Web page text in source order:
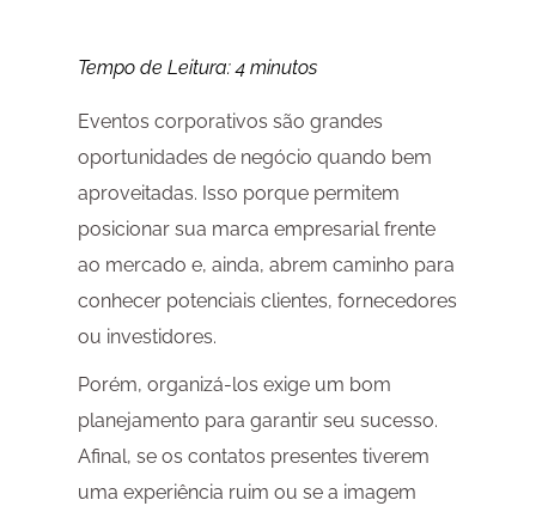
Tempo de Leitura:4 minutos
Eventos corporativos são grandes
oportunidades de negócio quando bem
aproveitadas. Isso porque permitem
posicionar sua marca empresarial frente
ao mercado e, ainda, abrem caminho para
conhecer potenciais clientes, fornecedores
ou investidores.
Porém, organizá-los exige um bom
planejamento para garantir seu sucesso.
Afinal, se os contatos presentes tiverem
uma experiência ruim ou se a imagem